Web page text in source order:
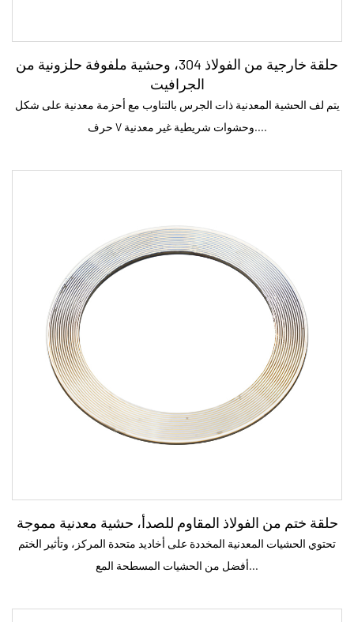
المعلمة:
طوقا تشديد نطاق الضغط إن تركيب حشوات الجرح الحلزونية
المعدنية وفقًا لضغط تشديد الحشية الموصى ب...
حلقة خارجية من الفولاذ 304، وحشية ملفوفة حلزونية من
الجرافيت
يتم لف الحشية المعدنية ذات الجرس بالتناوب مع أحزمة معدنية على شكل
حرف V وحشوات شريطية غير معدنية....
حلقة ختم من الفولاذ المقاوم للصدأ، حشية معدنية مموجة
تحتوي الحشيات المعدنية المخددة على أخاديد متحدة المركز، وتأثير الختم
أفضل من الحشيات المسطحة المع...